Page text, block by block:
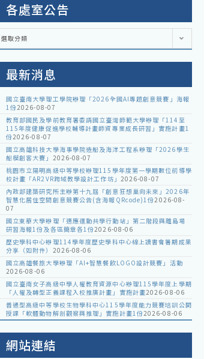
各處室公告
選取分類
最新消息
國立臺南大學理工學院辦理「2026全國AI專題創意競賽」海報
1份2026-08-07
教育部國民及學前教育署委請國立臺灣師範大學辦理「114至
115年度健康促進學校輔導計畫師資專業成長研習」實施計畫1
份2026-08-07
國立高雄科技大學海事學院造船及海洋工程系辦理「2026學生
船模創客大賽」 2026-08-07
桃園市立陽明高級中等學校辦理115學年度第一學期數位前導學
校計畫「AR2VR跨域教學設計工作坊」 2026-08-07
內政部建築研究所主辦第十九屆「創意狂想巢向未來」2026年
智慧化居住空間創意競賽公告(含海報QRcode)1份2026-08-
07
國立東華大學辦理「適應運動共學行動站」第二階段與離島場
研習海報1份及各區簡章各1份2026-08-06
歷史學科中心辦理114學年度歷史學科中心線上讀書會暑期成果
分享（如附件） 2026-08-06
國立高雄餐旅大學辦理「AI+智慧餐飲LOGO設計競賽」活動
2026-08-06
國立臺南女子高級中學人權教育資源中心辦理115學年度上學期
「人權及轉型正義課程入校推廣計畫」實施計畫2026-08-06
普通型高級中等學校生物學科中心115學年度能力競賽培訓公開
授課「軟體動物解剖觀察與推理」實施計畫1份2026-08-06
網站連結